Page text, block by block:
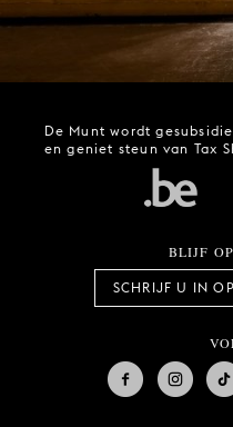
De Munt wordt
en geniet steun van Tax
BLIJF
SCHRIJF U IN